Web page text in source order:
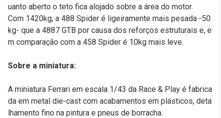
uanto aberto o teto fica alojado sobre a área do motor.
Com 1420kg, a 488 Spider é ligeiramente mais pesada -50
kg- que a 4887 GTB por causa dos reforços estruturais e, e
m comparação com a 458 Spider é 10kg mais leve.
Sobre a miniatura:
A miniatura Ferrari em escala 1/43 da Race & Play é fabrica
da em metal die-cast com acabamentos em plásticos, deta
lhamento fino na pintura e pneus de borracha.